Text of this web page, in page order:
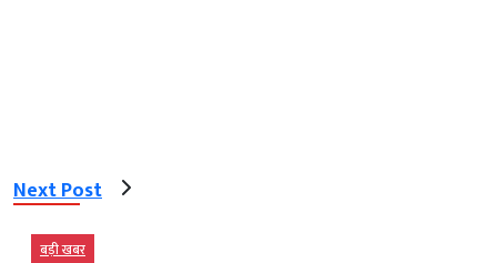
Next Post
बड़ी खबर